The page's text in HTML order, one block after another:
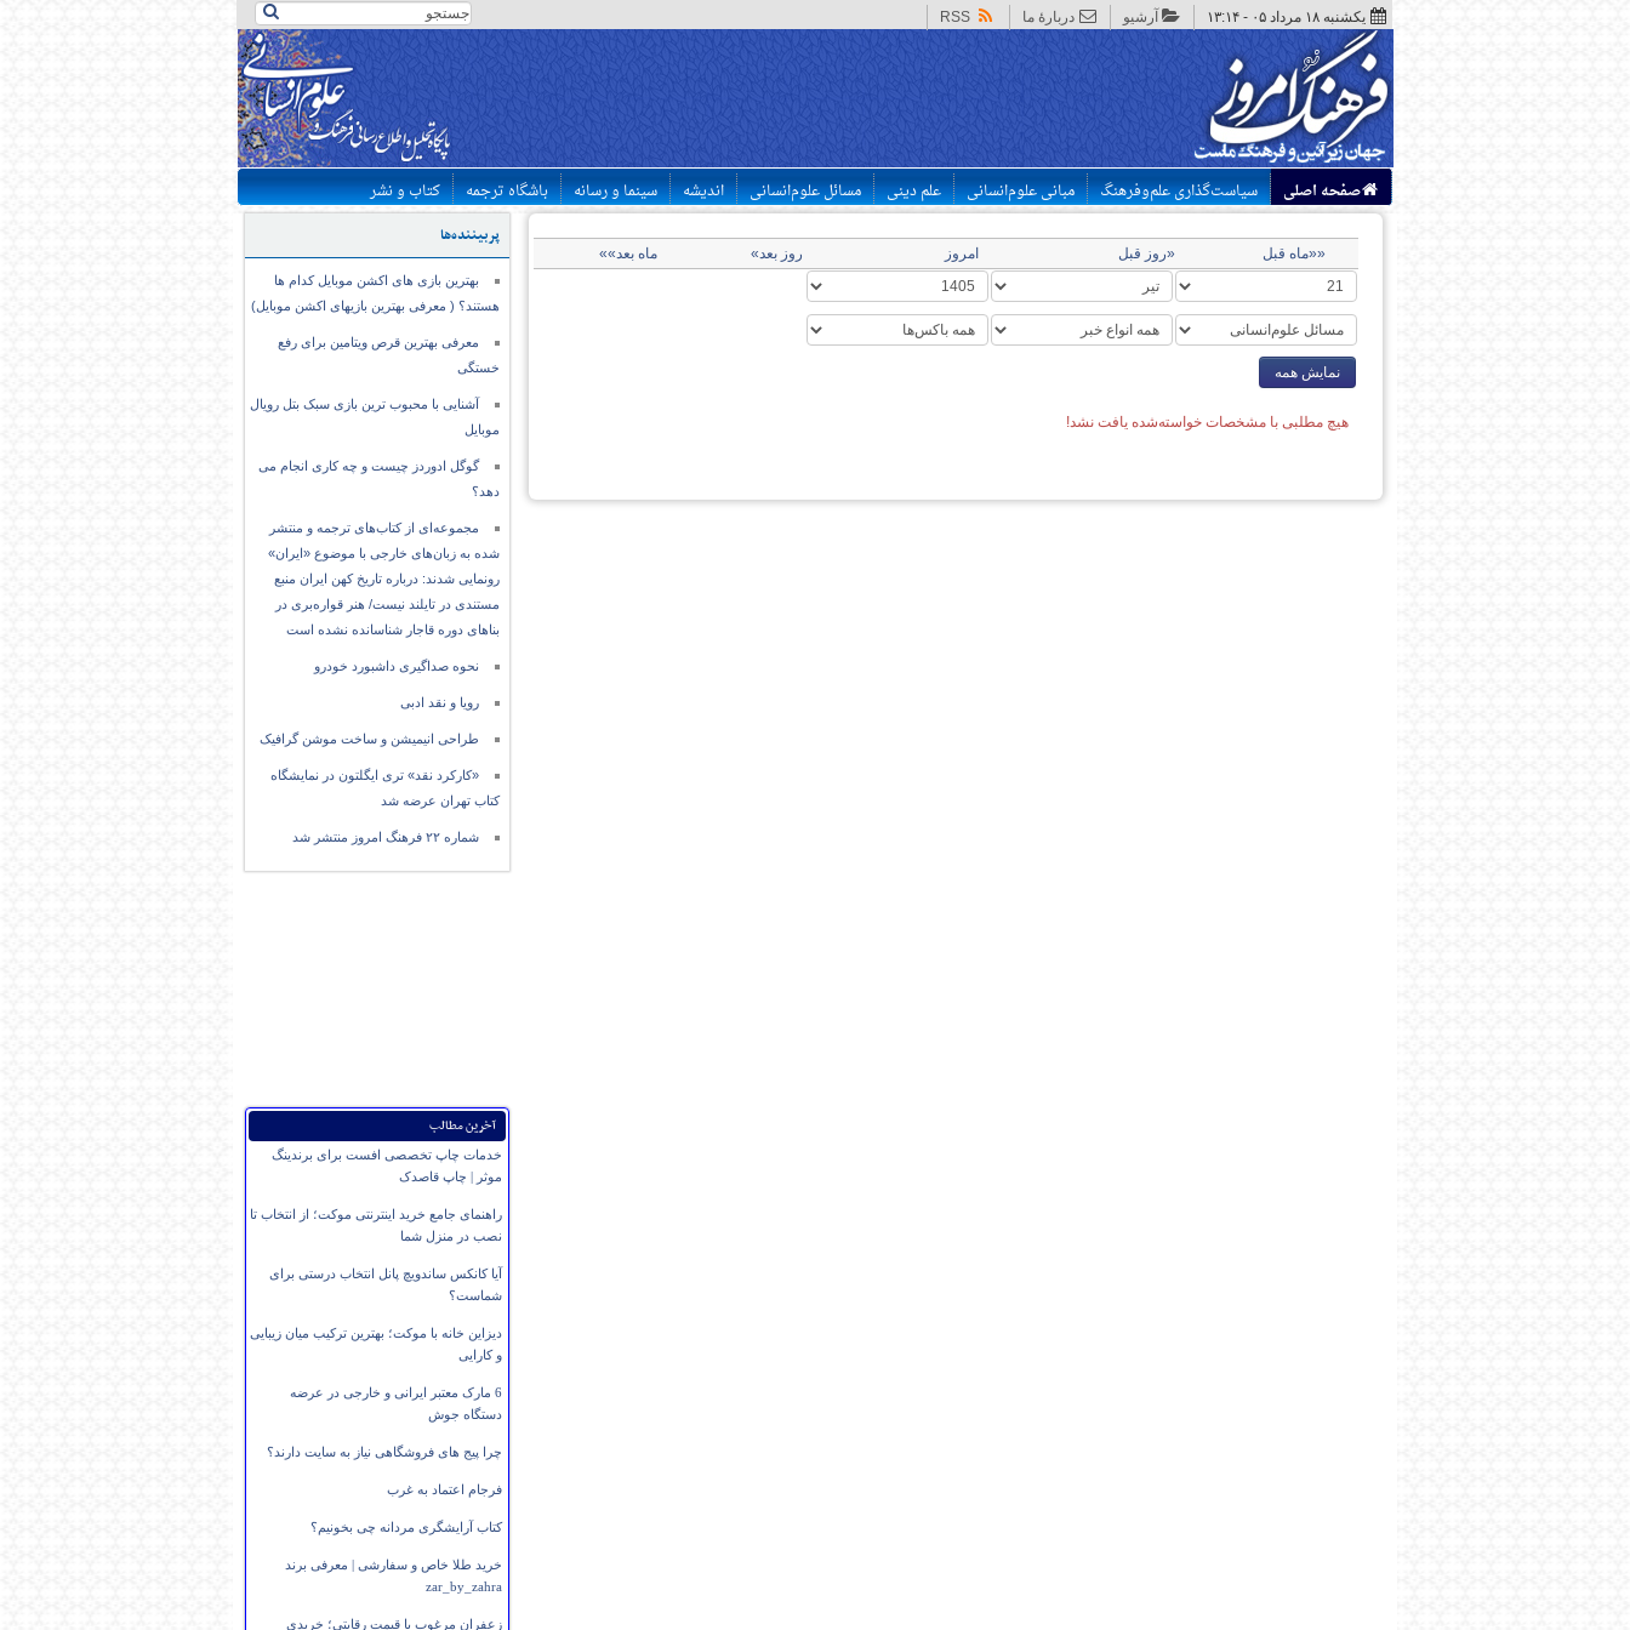
یکشنبه ۱۸ مرداد ۰۵ - ۱۳:۱۴ آرشیو دربارهٔ ما RSS
صفحه اصلی سیاست‌گذاری علم‌وفرهنگ مبانی علوم‌انسانی علم دینی مسائل علوم‌انسانی اندیشه سینما و رسانه باشگاه ترجمه کتاب و نشر
پربیننده‌ها
بهترین بازی های اکشن موبایل کدام ها
هستند؟ ( معرفی بهترین بازیهای اکشن موبایل)
معرفی بهترین قرص ویتامین برای رفع
خستگی
آشنایی با محبوب ترین بازی سبک بتل رویال
موبایل
گوگل ادوردز چیست و چه کاری انجام می
دهد؟
مجموعه‌ای از کتاب‌های ترجمه و منتشر
شده به زبان‌های خارجی با موضوع «ایران»
رونمایی شدند: درباره تاریخ کهن ایران منبع
مستندی در تایلند نیست/ هنر قواره‌بری در
بناهای دوره قاجار شناسانده نشده است
نحوه صداگیری داشبورد خودرو
رویا و نقد ادبی
طراحی انیمیشن و ساخت موشن گرافیک
«کارکرد نقد» تری ایگلتون در نمایشگاه
کتاب تهران عرضه شد
شماره ۲۲ فرهنگ امروز منتشر شد
آخرین مطالب
خدمات چاپ تخصصی افست برای برندینگ
موثر | چاپ قاصدک
راهنمای جامع خرید اینترنتی موکت؛ از انتخاب تا
نصب در منزل شما
آیا کانکس ساندویچ پانل انتخاب درستی برای
شماست؟
دیزاین خانه با موکت؛ بهترین ترکیب میان زیبایی
و کارایی
6 مارک معتبر ایرانی و خارجی در عرضه
دستگاه جوش
چرا پیج های فروشگاهی نیاز به سایت دارند؟
فرجام اعتماد به غرب
کتاب آرایشگری مردانه چی بخونیم؟
خرید طلا خاص و سفارشی | معرفی برند
zar_by_zahra
زعفران مرغوب با قیمت رقابتی؛ خریدی
««ماه قبل «روز قبل امروز روز بعد» ماه بعد»»
نمایش همه
هیچ مطلبی با مشخصات خواسته‌شده یافت نشد!